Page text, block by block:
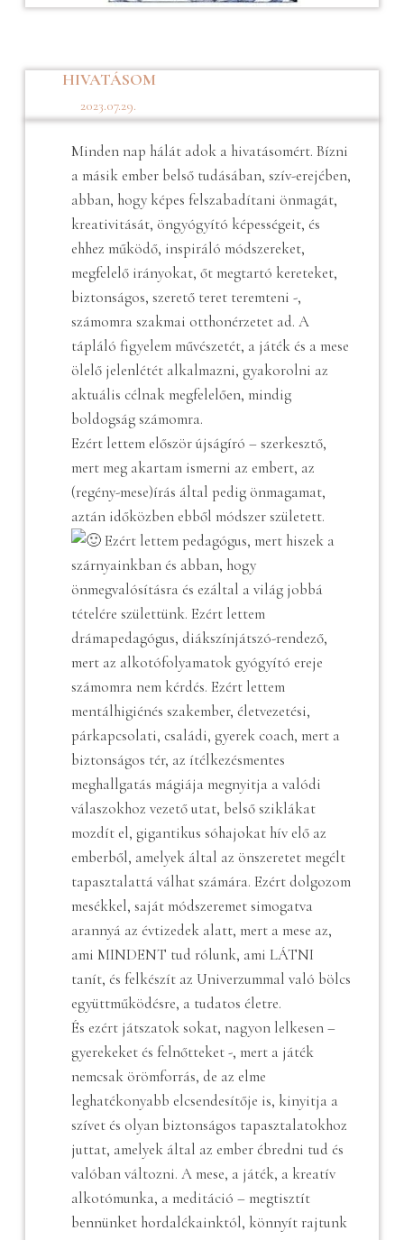
HIVATÁSOM
2023.07.29.
Minden nap hálát adok a hivatásomért. Bízni
a másik ember belső tudásában, szív-erejében,
abban, hogy képes felszabadítani önmagát,
kreativitását, öngyógyító képességeit, és
ehhez működő, inspiráló módszereket,
megfelelő irányokat, őt megtartó kereteket,
biztonságos, szerető teret teremteni -,
számomra szakmai otthonérzetet ad. A
tápláló figyelem művészetét, a játék és a mese
ölelő jelenlétét alkalmazni, gyakorolni az
aktuális célnak megfelelően, mindig
boldogság számomra.
Ezért lettem először újságíró – szerkesztő,
mert meg akartam ismerni az embert, az
(regény-mese)írás által pedig önmagamat,
aztán időközben ebből módszer született.
Ezért lettem pedagógus, mert hiszek a
szárnyainkban és abban, hogy
önmegvalósításra és ezáltal a világ jobbá
tételére születtünk. Ezért lettem
drámapedagógus, diákszínjátszó-rendező,
mert az alkotófolyamatok gyógyító ereje
számomra nem kérdés. Ezért lettem
mentálhigiénés szakember, életvezetési,
párkapcsolati, családi, gyerek coach, mert a
biztonságos tér, az ítélkezésmentes
meghallgatás mágiája megnyitja a valódi
válaszokhoz vezető utat, belső sziklákat
mozdít el, gigantikus sóhajokat hív elő az
emberből, amelyek által az önszeretet megélt
tapasztalattá válhat számára. Ezért dolgozom
mesékkel, saját módszeremet simogatva
arannyá az évtizedek alatt, mert a mese az,
ami MINDENT tud rólunk, ami LÁTNI
tanít, és felkészít az Univerzummal való bölcs
együttműködésre, a tudatos életre.
És ezért játszatok sokat, nagyon lelkesen –
gyerekeket és felnőtteket -, mert a játék
nemcsak örömforrás, de az elme
leghatékonyabb elcsendesítője is, kinyitja a
szívet és olyan biztonságos tapasztalatokhoz
juttat, amelyek által az ember ébredni tud és
valóban változni. A mese, a játék, a kreatív
alkotómunka, a meditáció – megtisztít
bennünket hordalékainktól, könnyít rajtunk